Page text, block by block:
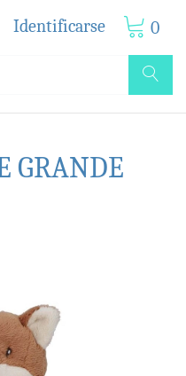
Identificarse 0
GRANDE